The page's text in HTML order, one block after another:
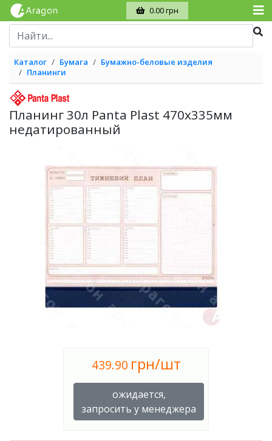
0.00 грн
Каталог Бумага
Бумажно-беловые изделия
Планинги
Планинг 30л Panta Plast 470х335мм
недатированный
439.90 грн/шт
ожидается,
запросить у менеджера